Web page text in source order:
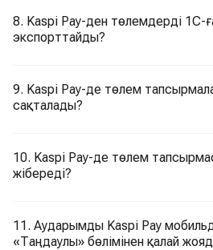
8. Kaspi Pay-ден төлемдерді 1С-
экспорттайды?
9. Kaspi Pay-де төлем тапсырмалары қанша
сақталады?
10. Kaspi Pay-де төлем
жібереді?
11. Аударымды Kaspi Pay
«Таңдаулы» бөлімінен қалай